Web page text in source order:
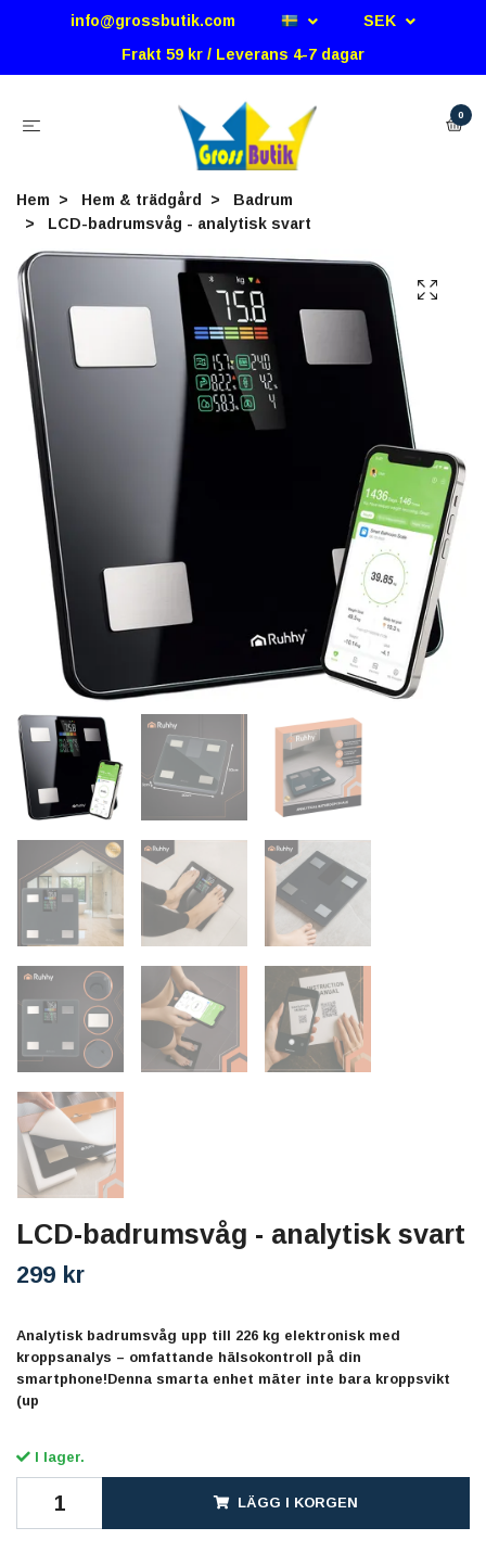
info@grossbutik.com
SEK
Frakt 59 kr / Leverans 4-7 dagar
0
Hem Hem & trädgård
Badrum
LCD-badrumsvåg - analytisk svart
LCD-badrumsvåg - analytisk svart
299 kr
Analytisk badrumsvåg upp till 226 kg elektronisk med
kroppsanalys – omfattande hälsokontroll på din
smartphone!Denna smarta enhet mäter inte bara kroppsvikt
(up
I lager.
LÄGG I KORGEN